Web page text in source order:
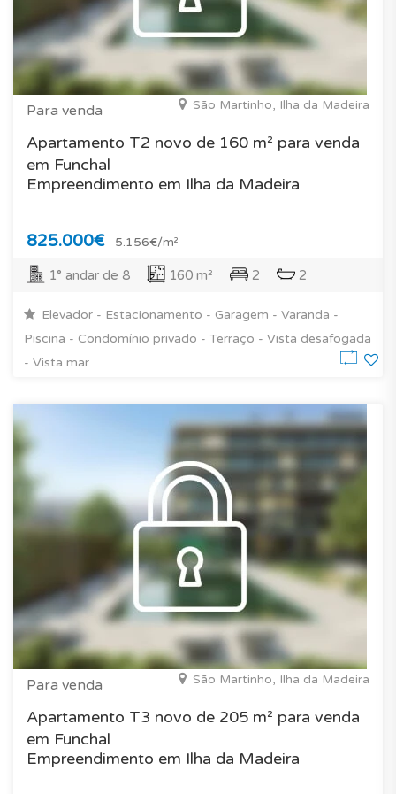
Para venda São Martinho, Ilha da Madeira
Apartamento T2 novo de 160 m² para venda
em Funchal
Empreendimento em Ilha da Madeira
825.000€ 5.156€/m²
1° andar de 8 160 m² 2 2
Elevador - Estacionamento - Garagem - Varanda -
Piscina - Condomínio privado - Terraço - Vista desafogada
- Vista mar
Para venda São Martinho, Ilha da Madeira
Apartamento T3 novo de 205 m² para venda
em Funchal
Empreendimento em Ilha da Madeira